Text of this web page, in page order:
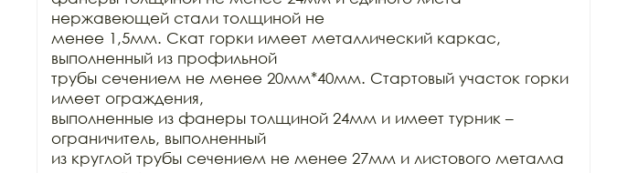
нержавеющей стали толщиной не
менее 1,5мм. Скат горки имеет металлический каркас,
выполненный из профильной
трубы сечением не менее 20мм*40мм. Стартовый участок горки
имеет ограждения,
выполненные из фанеры толщиной 24мм и имеет турник –
ограничитель, выполненный
из круглой трубы сечением не менее 27мм и листового металла